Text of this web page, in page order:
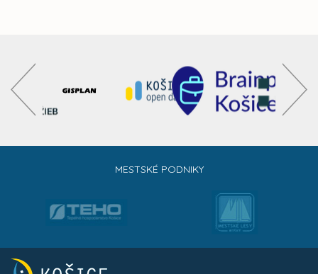
MESTSKÉ PODNIKY